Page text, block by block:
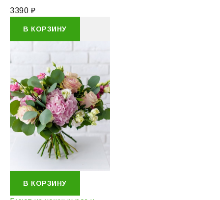
3390 ₽
В КОРЗИНУ
В КОРЗИНУ